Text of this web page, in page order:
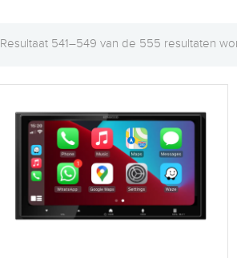
Resultaat 541–549 van de 555 resultaten